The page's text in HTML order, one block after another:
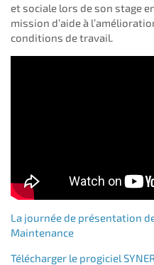
et sociale lors de son stage
mission d’aide à
conditions de travail.
La journée de présentation
Maintenance
Télécharger le progiciel